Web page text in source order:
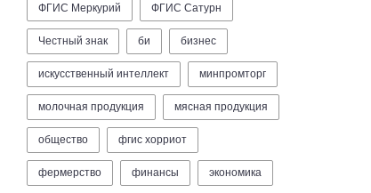
ФГИС Меркурий ФГИС Сатурн
Честный знак би бизнес
искусственный интеллект минпромторг
молочная продукция мясная продукция
общество фгис хорриот
фермерство финансы экономика